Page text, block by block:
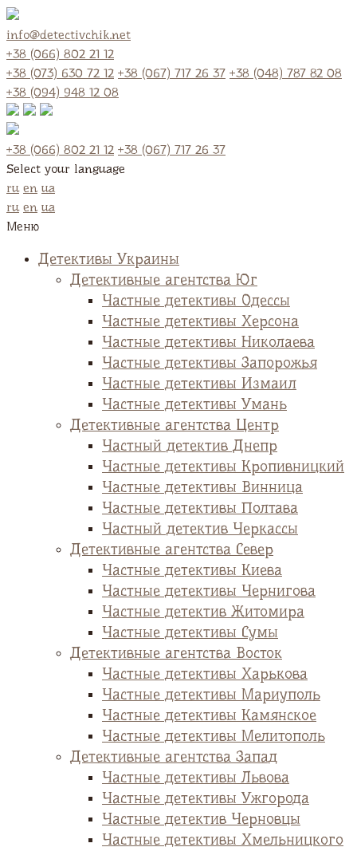
info@detectivchik.net
+38 (066) 802 21 12
+38 (073) 630 72 12 +38 (067) 717 26 37 +38 (048) 787 82 08
+38 (094) 948 12 08
+38 (066) 802 21 12 +38 (067) 717 26 37
Select your language
ru en ua
ru en ua
Меню
Детективы Украины
Детективные агентства Юг
Частные детективы Одессы
Частные детективы Херсона
Частные детективы Николаева
Частные детективы Запорожья
Частные детективы Измаил
Частные детективы Умань
Детективные агентства Центр
Частный детектив Днепр
Частные детективы Кропивницкий
Частные детективы Винница
Частные детективы Полтава
Частный детектив Черкассы
Детективные агентства Север
Частные детективы Киева
Частные детективы Чернигова
Частные детектив Житомира
Частные детективы Сумы
Детективные агентства Восток
Частные детективы Харькова
Частные детективы Мариуполь
Частные детективы Камянское
Частные детективы Мелитополь
Детективные агентства Запад
Частные детективы Львова
Частные детективы Ужгорода
Частные детектив Черновцы
Частные детективы Хмельницкого